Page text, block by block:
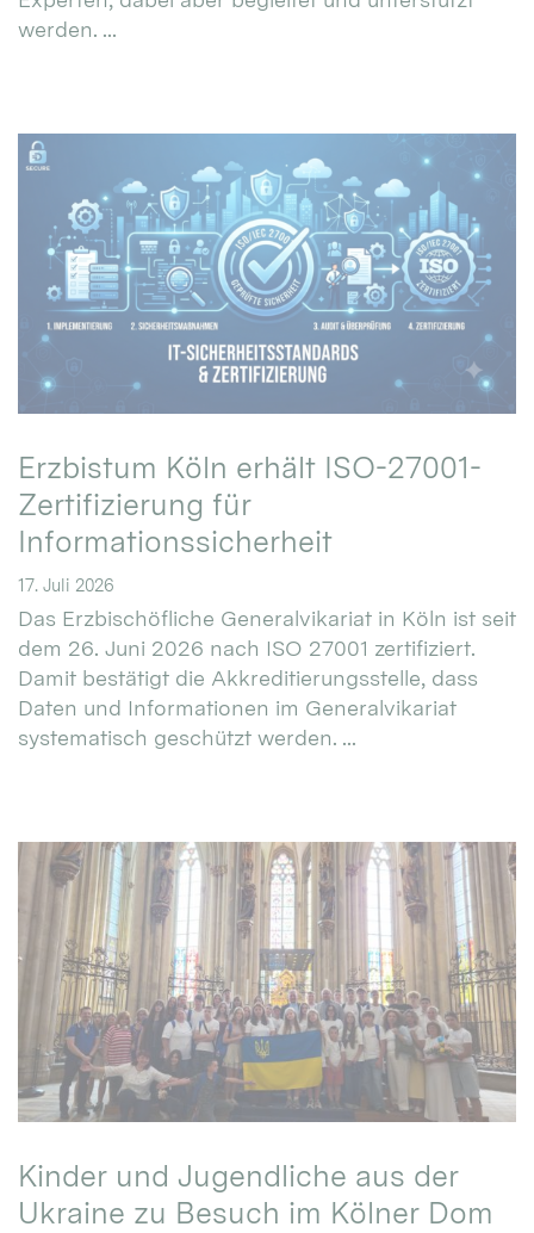
werden. ...
Erzbistum Köln erhält ISO-27001-
Zertifizierung für
Informationssicherheit
17. Juli 2026
Das Erzbischöfliche Generalvikariat in Köln ist seit
dem 26. Juni 2026 nach ISO 27001 zertifiziert.
Damit bestätigt die Akkreditierungsstelle, dass
Daten und Informationen im Generalvikariat
systematisch geschützt werden. ...
Kinder und Jugendliche aus der
Ukraine zu Besuch im Kölner Dom